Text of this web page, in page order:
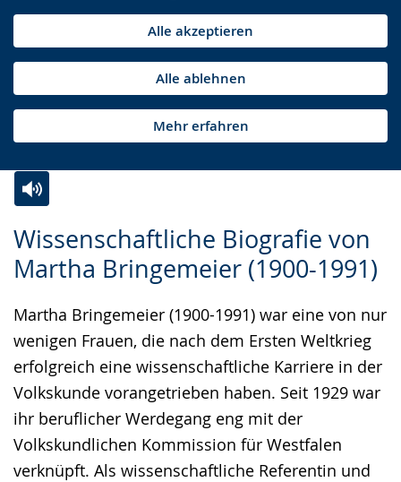
Alle akzeptieren
Alle ablehnen
Mehr erfahren
Wissenschaftliche Biografie von
Martha Bringemeier (1900-1991)
Martha Bringemeier (1900-1991) war eine von nur
wenigen Frauen, die nach dem Ersten Weltkrieg
erfolgreich eine wissenschaftliche Karriere in der
Volkskunde vorangetrieben haben. Seit 1929 war
ihr beruflicher Werdegang eng mit der
Volkskundlichen Kommission für Westfalen
verknüpft. Als wissenschaftliche Referentin und
Leichten
Sprache
Audio-
Unterstützung.
Video
in
Gebärdensprache
wird
angezeigt.